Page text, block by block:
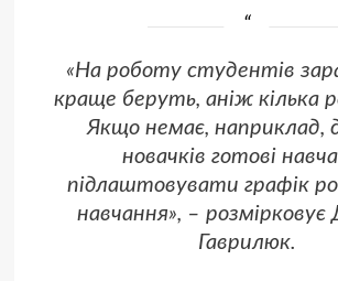
«На роботу студентів
краще беруть, аніж кілька
Якщо немає, наприклад,
новачків готові
підлаштовувати графік
навчання», –
Гаврилюк.